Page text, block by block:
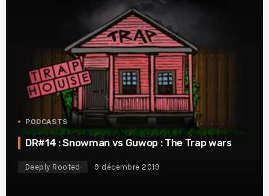
PODCASTS
DR#14 : Snowman vs Guwop : The Trap wars
Deeply Rooted 9 décembre 2019